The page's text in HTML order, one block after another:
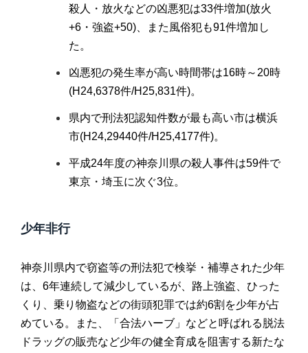
殺人・放火などの凶悪犯は33件増加(放火
+6・強盗+50)、また風俗犯も91件増加し
た。
凶悪犯の発生率が高い時間帯は16時～20時
(H24,6378件/H25,831件)。
県内で刑法犯認知件数が最も高い市は横浜
市(H24,29440件/H25,4177件)。
平成24年度の神奈川県の殺人事件は59件で
東京・埼玉に次ぐ3位。
少年非行
神奈川県内で窃盗等の刑法犯で検挙・補導された少年
は、6年連続して減少しているが、路上強盗、ひった
くり、乗り物盗などの街頭犯罪では約6割を少年が占
めている。また、「合法ハーブ」などと呼ばれる脱法
ドラッグの販売など少年の健全育成を阻害する新たな